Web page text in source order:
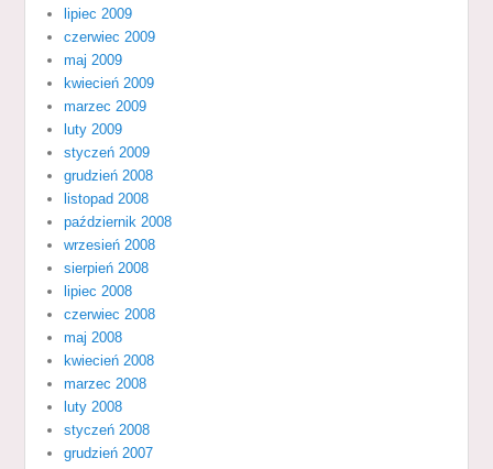
lipiec 2009
czerwiec 2009
maj 2009
kwiecień 2009
marzec 2009
luty 2009
styczeń 2009
grudzień 2008
listopad 2008
październik 2008
wrzesień 2008
sierpień 2008
lipiec 2008
czerwiec 2008
maj 2008
kwiecień 2008
marzec 2008
luty 2008
styczeń 2008
grudzień 2007